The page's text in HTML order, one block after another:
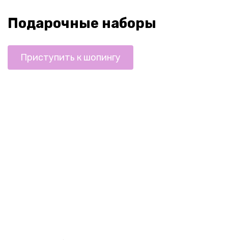
Подарочные наборы
Приступить к шопингу